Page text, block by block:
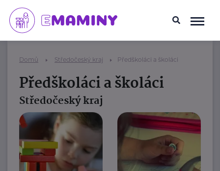
Domů Středočeský kraj Předškoláci a školáci
Předškoláci a školáci
Středočeský kraj